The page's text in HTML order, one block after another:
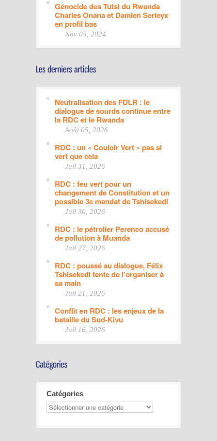
Génocide des Tutsi du Rwanda
Charles Onana et Damien Serieyx
en profil bas
Nov 05, 2024
Neutralisation des FDLR : le
dialogue de sourds continue entre
la RDC et le Rwanda
Août 05, 2026
RDC : un « Couloir Vert » pas si
vert que cela
Juil 31, 2026
RDC : feu vert pour un
changement de Constitution et un
possible 3e mandat de Tshisekedi
Juil 30, 2026
RDC : le pétrolier Perenco accusé
de pollution à Muanda
Juil 27, 2026
RDC : poussé au dialogue, Félix
Tshisekedi tente de l’organiser à
sa main
Juil 21, 2026
Conflit en RDC : les enjeux de la
bataille du Sud-Kivu
Juil 16, 2026
Catégories